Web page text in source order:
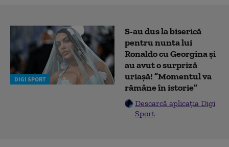
DIGI SPORT
S-au dus la biserică
pentru nunta lui
Ronaldo cu Georgina și
au avut o surpriză
uriașă! ”Momentul va
rămâne în istorie”
Descarcă aplicația Digi
Sport